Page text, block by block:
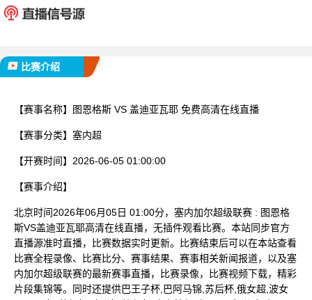
比赛介绍
【赛事名称】 图恩格斯 VS 盖迪亚瓦耶 免费高清在线直播
【赛事分类】 塞内超
【开赛时间】 2026-06-05 01:00:00
【赛事介绍】
北京时间2026年06月05日 01:00分，塞内加尔超级联赛 : 图恩格
斯VS盖迪亚瓦耶高清在线直播，无插件观看比赛。本站同步官方
直播源准时直播，比赛数据实时更新。比赛结束后可以在本站查看
比赛全程录像、比赛比分、赛事结果、赛事相关新闻报道，以及塞
内加尔超级联赛的最新赛事直播，比赛录像，比赛视频下载，精彩
片段集锦等。同时还提供巴王子杯,巴阿马锦,苏后杯,俄女超,波女